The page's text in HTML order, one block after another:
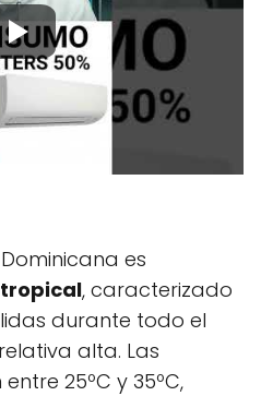
es
tropical, caracterizado
durante todo el
alta. Las
25ºC y 35ºC,